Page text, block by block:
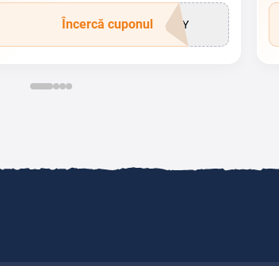
DAY
Încercă cuponul